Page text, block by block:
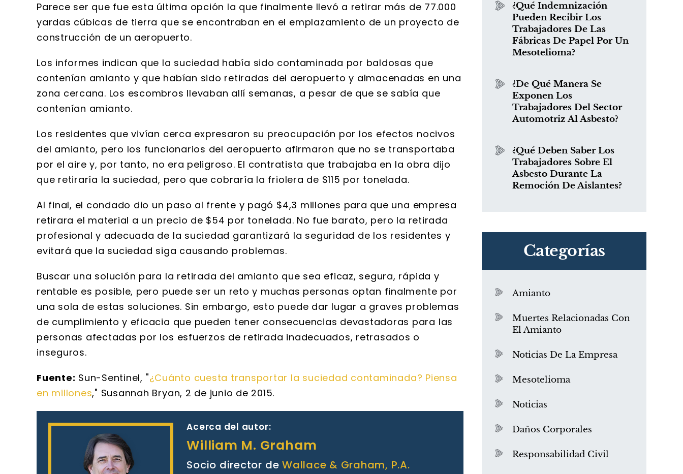
Parece ser que fue esta última opción la que finalmente llevó a retirar más de 77.000
yardas cúbicas de tierra que se encontraban en el emplazamiento de un proyecto de
construcción de un aeropuerto.
Los informes indican que la suciedad había sido contaminada por baldosas que
contenían amianto y que habían sido retiradas del aeropuerto y almacenadas en una
zona cercana. Los escombros llevaban allí semanas, a pesar de que se sabía que
contenían amianto.
Los residentes que vivían cerca expresaron su preocupación por los efectos nocivos
del amianto, pero los funcionarios del aeropuerto afirmaron que no se transportaba
por el aire y, por tanto, no era peligroso. El contratista que trabajaba en la obra dijo
que retiraría la suciedad, pero que cobraría la friolera de $115 por tonelada.
Al final, el condado dio un paso al frente y pagó $4,3 millones para que una empresa
retirara el material a un precio de $54 por tonelada. No fue barato, pero la retirada
profesional y adecuada de la suciedad garantizará la seguridad de los residentes y
evitará que la suciedad siga causando problemas.
Buscar una solución para la retirada del amianto que sea eficaz, segura, rápida y
rentable es posible, pero puede ser un reto y muchas personas optan finalmente por
una sola de estas soluciones. Sin embargo, esto puede dar lugar a graves problemas
de cumplimiento y eficacia que pueden tener consecuencias devastadoras para las
personas afectadas por los esfuerzos de retirada inadecuados, retrasados o
inseguros.
Fuente: Sun-Sentinel, "¿Cuánto cuesta transportar la suciedad contaminada? Piensa
en millones," Susannah Bryan, 2 de junio de 2015.
Acerca del autor:
William M. Graham
Socio director deWallace & Graham, P.A.
¿Qué Indemnización
Pueden Recibir Los
Trabajadores De Las
Fábricas De Papel Por Un
Mesotelioma?
¿De Qué Manera Se
Exponen Los
Trabajadores Del Sector
Automotriz Al Asbesto?
¿Qué Deben Saber Los
Trabajadores Sobre El
Asbesto Durante La
Remoción De Aislantes?
Categorías
Amianto
Muertes Relacionadas Con
El Amianto
Noticias De La Empresa
Mesotelioma
Noticias
Daños Corporales
Responsabilidad Civil